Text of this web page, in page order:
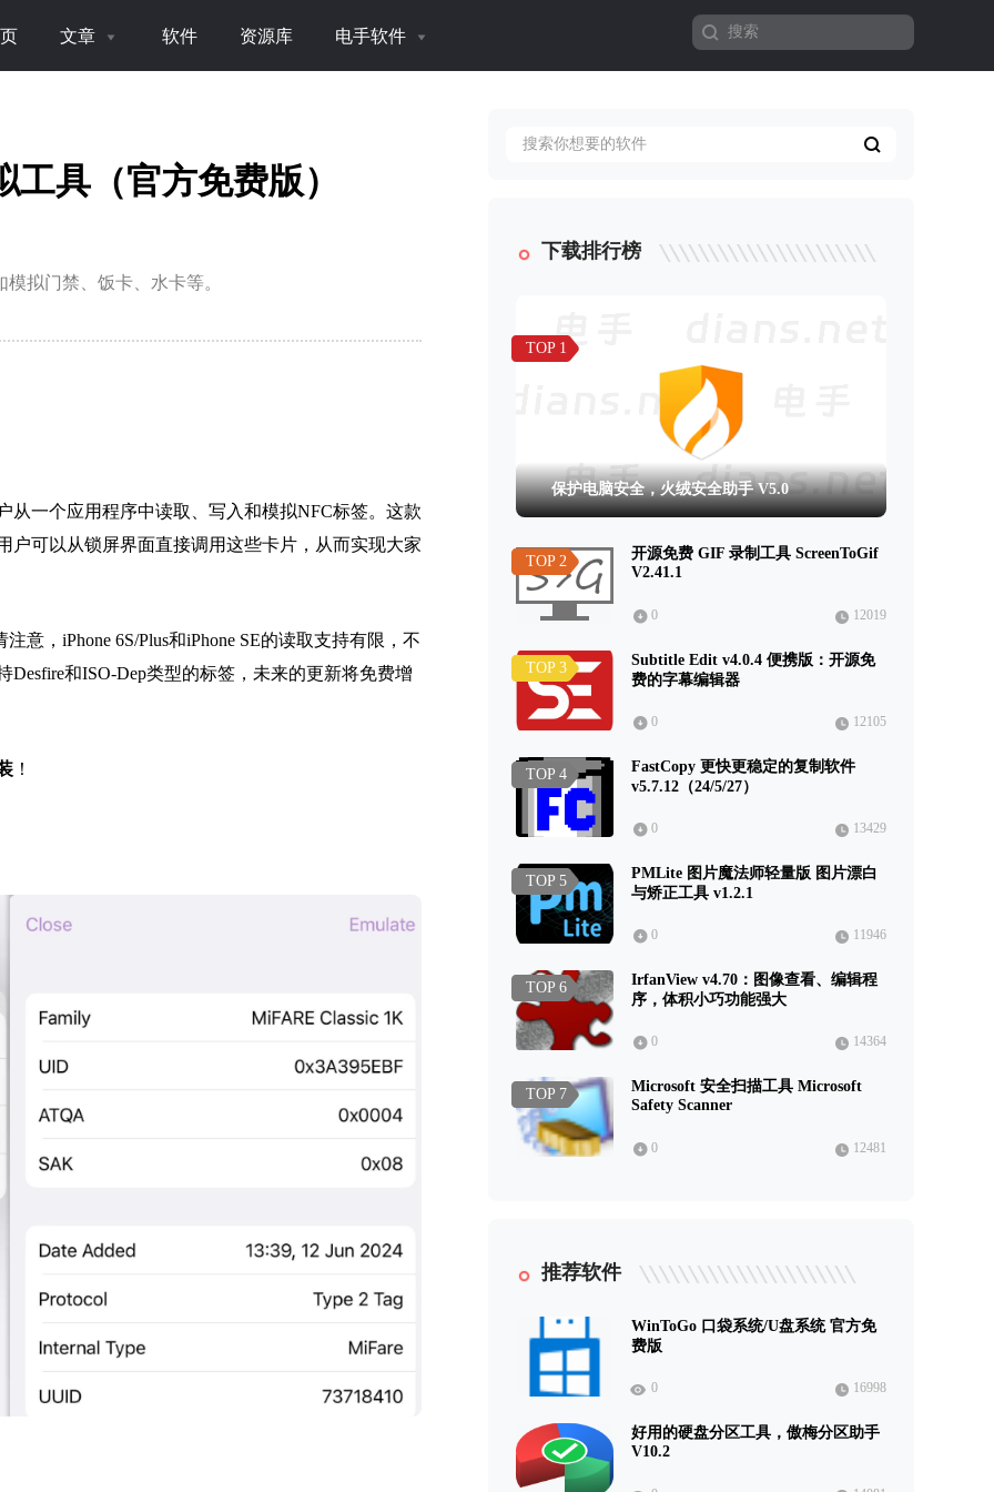
文章 软件 资源库 电手软件
工具（官方免费版）
拟门禁、饭卡、水卡等。
从一个应用程序中读取、写入和模拟NFC标签。这款
可以从锁屏界面直接调用这些卡片，从而实现大家
意，iPhone 6S/Plus和iPhone SE的读取支持有限，不
和ISO-Dep类型的标签，未来的更新将免费增
！
下载排行榜
TOP 1
保护电脑安全，火绒安全助手 V5.0
TOP 2
开源免费 GIF 录制工具 ScreenToGif
V2.41.1
0 12019
TOP 3
Subtitle Edit v4.0.4 便携版：开源免
费的字幕编辑器
0 12105
TOP 4
FastCopy 更快更稳定的复制软件
v5.7.12（24/5/27）
0 13429
TOP 5
PMLite 图片魔法师轻量版 图片漂白
与矫正工具 v1.2.1
0 11946
TOP 6
IrfanView v4.70：图像查看、编辑程
序，体积小巧功能强大
0 14364
TOP 7
Microsoft 安全扫描工具 Microsoft
Safety Scanner
0 12481
推荐软件
WinToGo 口袋系统/U盘系统 官方免
费版
0 16998
好用的硬盘分区工具，傲梅分区助手
V10.2